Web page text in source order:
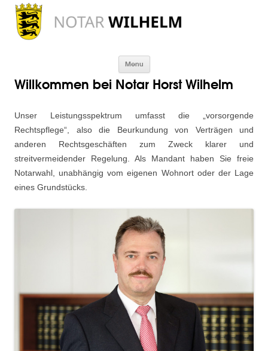
Menu
Willkommen bei Notar Horst Wilhelm
Unser Leistungsspektrum umfasst die „vorsorgende
Rechtspflege“, also die Beurkundung von Verträgen und
anderen Rechtsgeschäften zum Zweck klarer und
streitvermeidender Regelung. Als Mandant haben Sie freie
Notarwahl, unabhängig vom eigenen Wohnort oder der Lage
eines Grundstücks.